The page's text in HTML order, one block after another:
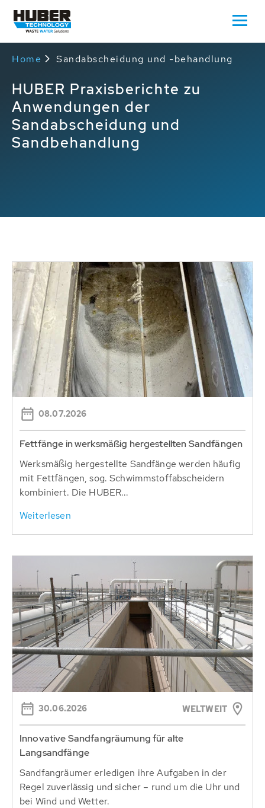
Home Sandabscheidung und -behandlung
HUBER Praxisberichte zu
Anwendungen der
Sandabscheidung und
Sandbehandlung
08.07.2026
Fettfänge in werksmäßig hergestellten Sandfängen
Werksmäßig hergestellte Sandfänge werden häufig
mit Fettfängen, sog. Schwimmstoffabscheidern
kombiniert. Die HUBER...
Weiterlesen
30.06.2026 WELTWEIT
Innovative Sandfangräumung für alte
Langsandfänge
Sandfangräumer erledigen ihre Aufgaben in der
Regel zuverlässig und sicher – rund um die Uhr und
bei Wind und Wetter.